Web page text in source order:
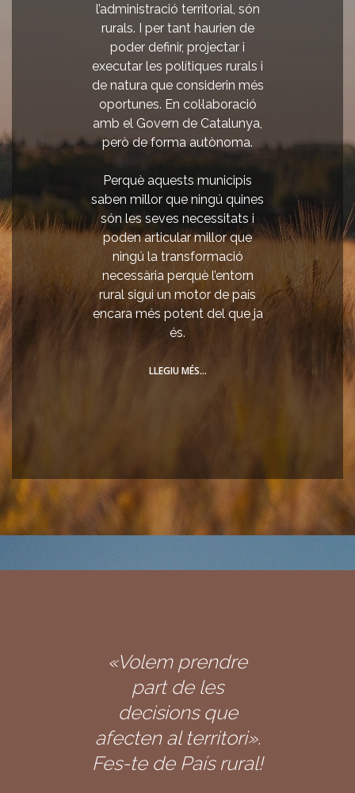
l’administració territorial, són
rurals. I per tant haurien de
poder definir, projectar i
executar les polítiques rurals i
de natura que considerin més
oportunes. En col·laboració
amb el Govern de Catalunya,
però de forma autònoma.
Perquè aquests municipis
saben millor que ningú quines
són les seves necessitats i
poden articular millor que
ningú la transformació
necessària perquè l’entorn
rural sigui un motor de país
encara més potent del que ja
és.
LLEGIU MÉS…
«Volem prendre
part de les
decisions que
afecten al territori».
Fes-te de País rural!